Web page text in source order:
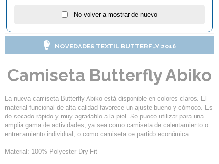
NOVEDADES TEXTIL BUTTERFLY 2016
Camiseta Butterfly Abiko
La nueva camiseta Butterfly Abiko está disponible en colores claros. El
material funcional de alta calidad favorece un ajuste bueno y cómodo. Es
de secado rápido y muy agradable a la piel. Se puede utilizar para una
amplia gama de actividades, ya sea como camiseta de calentamiento o
entrenamiento individual, o como camiseta de partido económica.
Material: 100% Polyester Dry Fit
No volver a mostrar de nuevo